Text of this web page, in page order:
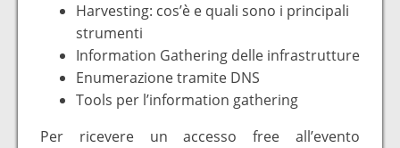
Harvesting: cos’è e quali sono i principali
strumenti
Information Gathering delle infrastrutture
Enumerazione tramite DNS
Tools per l’information gathering
Per ricevere un accesso free all’evento